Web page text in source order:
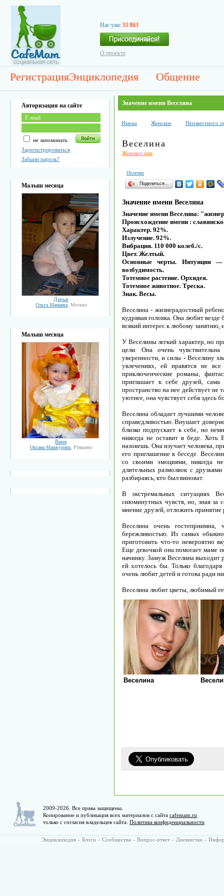
Нас уже 33 863
О проекте
РегистрацияЭнциклопедия Общение
Авторизация на сайте
не запоминать
Зарегистрироваться
Забыли пароль?
Малыш месяца
Дарья
Ольга Мамаева , Москва
Малыш месяца
Ваня
Оксана Манжурина, Ртищево
Значение имени Веселина
Имена Женские Неизвестного
Веселина
Женское имя
Полезно
Поделиться…
Значение имени Веселина
Значение имени Веселина:
Происхождение имени :
Характер. 92%.
Излучение. 92%.
Вибрация. 110 000 колеб./с.
Цвет. Желтый.
Основные черты. Интуиция
возбудимость.
Тотемное растение. Орхидея.
Тотемное животное. Треска.
Знак. Весы.
Веселина - жизнерадостный
кудрявая головка. Она любит
всякий интерес к любому занятию,
У Веселины легкий характер, но
цели. Она очень
уверенности, и силы - Веселину
увлечениях, ей нравятся не
приключенческие романы,
приглашает к себе друзей,
пространство на нее действует не
уютнее, она чувствует себя здесь
Веселина обладает лучшими
справедливостью. Внушает
близко подпускает к себе, но
никогда не оставит в беде. Хоть
назовешь. Она изучает человека,
его приглашение к беседе.
со своими эмоциями, никогда
длительных размолвок с
разбираясь, кто был виноват.
В экстремальных ситуациях
сиюминутных чувств, но, зная за
мнение друзей, отложить
Веселина очень
бережливостью. Из самых
приготовить что-то невероятно
Еще девочкой она помогает маме
начинку. Замуж Веселина выходит
ей хотелось бы. Только
очень любит детей и готова ради
Веселина любит цветы, любимый ее
Веселина
2009-2026. Все права защищены.
Копирование и публикация всех материалов с сайта cafemam.ru
только с согласия владельцев сайта. Политика конфиденциальности
Энциклопедия – Блоги – Сообщества – Вопрос-ответ – Дневнички –